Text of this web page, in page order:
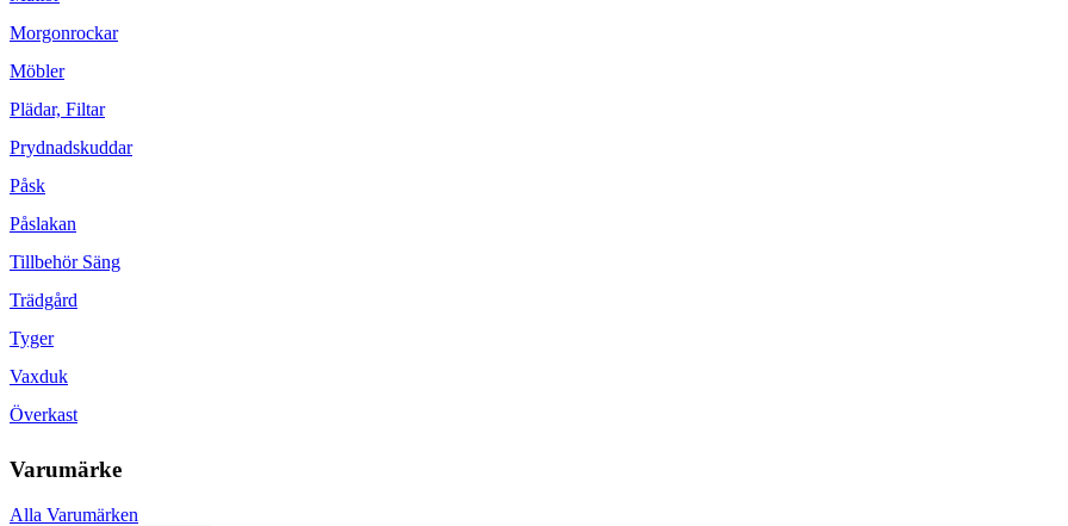
Morgonrockar
Möbler
Plädar, Filtar
Prydnadskuddar
Påsk
Påslakan
Tillbehör Säng
Trädgård
Tyger
Vaxduk
Överkast
Varumärke
Alla Varumärken